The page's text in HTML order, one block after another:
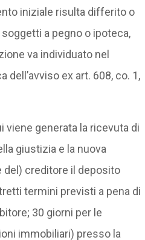
iniziale risulta differito o
a pegno o ipoteca,
va individuato nel
ex art. 608, co. 1,
generata la ricevuta di
giustizia e la nuova
del) creditore il deposito
termini previsti a pena di
30 giorni per le
immobiliari) presso la